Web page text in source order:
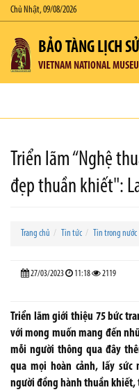
Chủ Nhật, 09/08/2026
BẢO TÀNG LỊCH
VIETNAM NATIONAL
Triển lãm “Nghệ
đẹp thuần khiết":
Trang chủ Tin tức Tin trong nước
27/03/2023 11:18 2119
Triển lãm giới thiệu 75 bức
với mong muốn mang đến
mỗi người thông qua đây
qua mọi hoàn cảnh, lấy
người đồng hành thuần khiết,